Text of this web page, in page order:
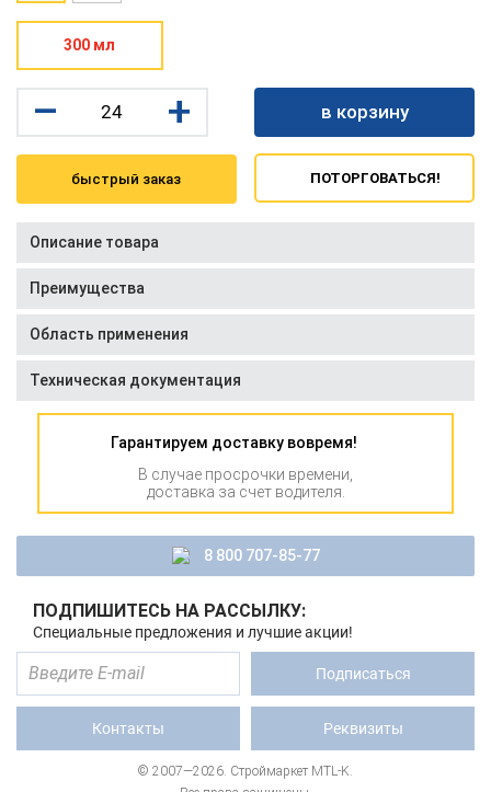
300 мл
– + в корзину
быстрый заказ ПОТОРГОВАТЬСЯ!
Описание товара
Преимущества
Область применения
Техническая документация
Гарантируем доставку вовремя!
В случае просрочки времени,
доставка за счет водителя.
8 800 707-85-77
ПОДПИШИТЕСЬ НА РАССЫЛКУ:
Специальные предложения и лучшие акции!
Подписаться
Контакты Реквизиты
© 2007—2026. Строймаркет MTL-K.